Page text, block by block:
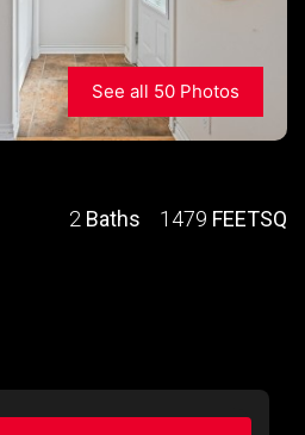
See all 50 Photos
2 Baths 1479 FEETSQ